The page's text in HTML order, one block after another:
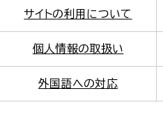
サイトの利用について
個人情報の取扱い
外国語への対応